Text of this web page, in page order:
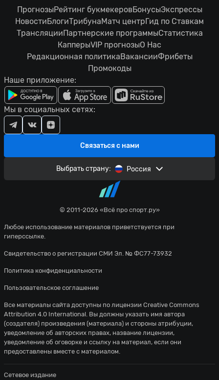
© 2011-2026 «Всё про спорт.ру»
Любое использование материалов приветствуется при
гиперссылке.
Свидетельство о регистрации СМИ Эл. № ФС77-73932
Политика конфиденциальности
Пользовательское соглашение
ПрогнозыРейтинг букмекеровБонусыЭкспрессы
НовостиБлогиТрибунаМатч центрГид по Ставкам
ТрансляцииПартнерские программыСтатистика
КапперыVIP прогнозыО Нас
Редакционная политикаВакансииФрибеты
Промокоды
Наше приложение:
Связаться с нами
Мы в социальных сетях:
Выбрать страну: Россия
Все материалы сайта доступны по лицензии Creative Commons
Attribution 4.0 International. Вы должны указать имя автора
(создателя) произведения (материала) и стороны атрибуции,
уведомление об авторских правах, название лицензии,
уведомление об оговорке и ссылку на материал, если они
предоставлены вместе с материалом.
Сетевое издание